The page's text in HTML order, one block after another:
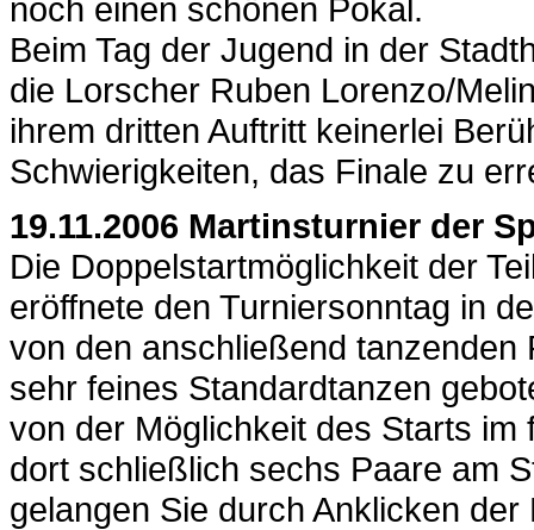
noch einen schönen Pokal.
Beim Tag der Jugend in der
die Lorscher Ruben Lorenzo/
ihrem dritten Auftritt keinerlei
Schwierigkeiten, das Finale zu
19.11.2006 Martinsturnier der
Die Doppelstartmöglichkeit der
eröffnete den Turniersonntag in
von den anschließend
sehr feines Standardtanzen
von der Möglichkeit des Starts
dort schließlich sechs Paare am
gelangen Sie durch Anklicken der